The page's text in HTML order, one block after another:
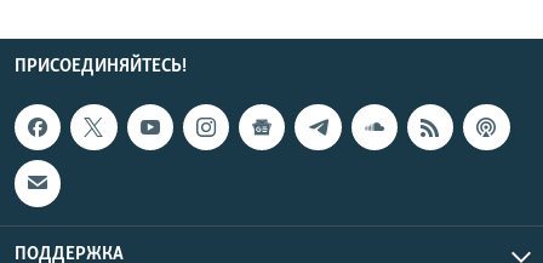
ПРИСОЕДИНЯЙТЕСЬ!
ПОДДЕРЖКА